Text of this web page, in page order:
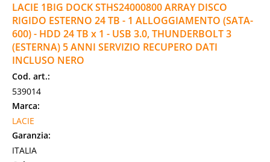
LACIE 1BIG DOCK STHS24000800 ARRAY DISCO
RIGIDO ESTERNO 24 TB - 1 ALLOGGIAMENTO (SATA-
600) - HDD 24 TB x 1 - USB 3.0, THUNDERBOLT 3
(ESTERNA) 5 ANNI SERVIZIO RECUPERO DATI
INCLUSO NERO
Cod. art.:
539014
Marca:
LACIE
Garanzia:
ITALIA